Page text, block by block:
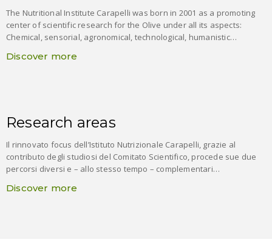
The Nutritional Institute Carapelli was born in 2001 as a promoting
center of scientific research for the Olive under all its aspects:
Chemical, sensorial, agronomical, technological, humanistic…
Discover more
Research areas
Il rinnovato focus dell’Istituto Nutrizionale Carapelli, grazie al
contributo degli studiosi del Comitato Scientifico, procede sue due
percorsi diversi e – allo stesso tempo – complementari…
Discover more